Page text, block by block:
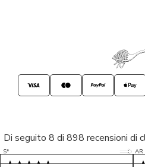
Di seguito 8 di 898 recensioni di
S* 5/5
LP 5/5
AR
D*